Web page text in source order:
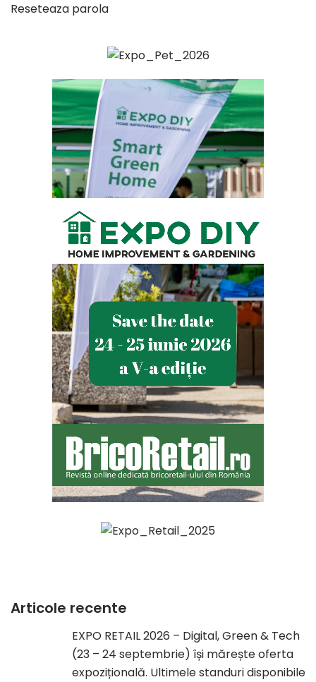
Reseteaza parola
Articole recente
EXPO RETAIL 2026 – Digital, Green & Tech
(23 – 24 septembrie) își mărește oferta
expozițională. Ultimele standuri disponibile